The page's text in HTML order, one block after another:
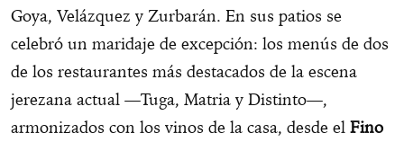
Goya, Velázquez y Zurbarán. En sus patios se
celebró un maridaje de excepción: los menús de dos
de los restaurantes más destacados de la escena
jerezana actual —Tuga, Matria y Distinto—,
armonizados con los vinos de la casa, desde el Fino